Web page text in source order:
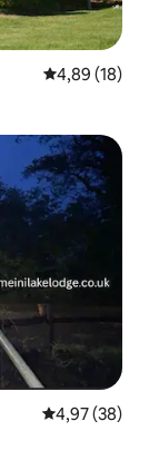
Prosječna
4,89 (18)
gosti”
Prosječna
4,97 (38)